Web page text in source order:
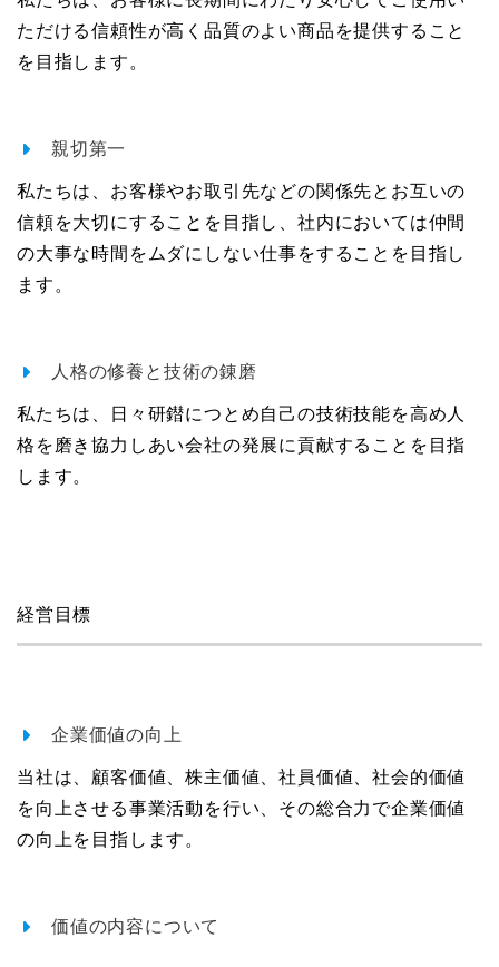
ただける信頼性が高く品質のよい商品を提供すること
を目指します。
親切第一
私たちは、お客様やお取引先などの関係先とお互いの
信頼を大切にすることを目指し、社内においては仲間
の大事な時間をムダにしない仕事をすることを目指し
ます。
人格の修養と技術の錬磨
私たちは、日々研鐟につとめ自己の技術技能を高め人
格を磨き協力しあい会社の発展に貢献することを目指
します。
経営目標
企業価値の向上
当社は、顧客価値、株主価値、社員価値、社会的価値
を向上させる事業活動を行い、その総合力で企業価値
の向上を目指します。
価値の内容について